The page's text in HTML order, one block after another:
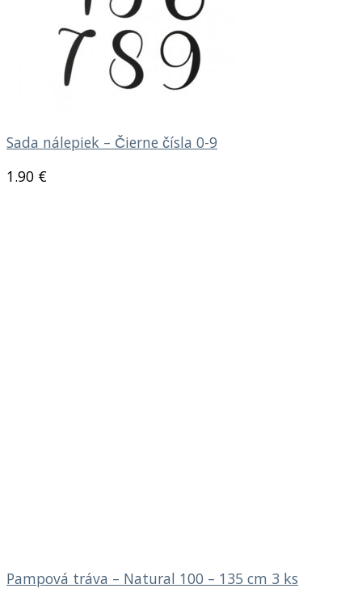
Sada nálepiek – Čierne čísla 0-9
1.90 €
Pampová tráva – Natural 100 – 135 cm 3 ks